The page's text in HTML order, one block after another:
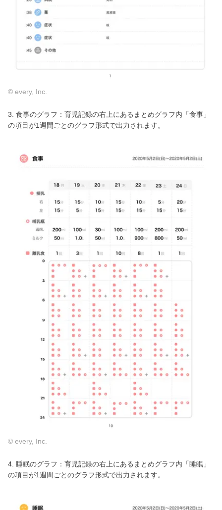
© every, Inc.
3. 食事のグラフ：育児記録の右上にあるまとめグラフ内「食事」
の項目が1週間ごとのグラフ形式で出力されます。
© every, Inc.
4. 睡眠のグラフ：育児記録の右上にあるまとめグラフ内「睡眠」
の項目が1週間ごとのグラフ形式で出力されます。